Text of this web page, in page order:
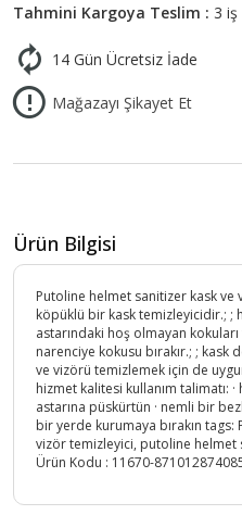
Tahmini Kargoya Teslim : 3
14 Gün Ücretsiz İade
Mağazayı Şikayet Et
Ürün Bilgisi
Putoline helmet sanitizer kask
köpüklü bir kask temizleyicidir.; ;
astarındaki hoş olmayan
narenciye kokusu bırakır.; ; kask
ve vizörü temizlemek için de
hizmet kalitesi kullanım talimatı:
astarına püskürtün · nemli bir
bir yerde kurumaya bırakın
vizör temizleyici, putoline helmet
Ürün Kodu : 11670-